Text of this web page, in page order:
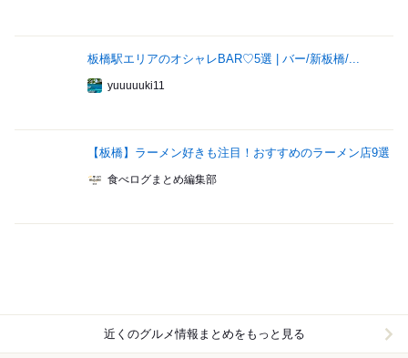
板橋駅エリアのオシャレBAR♡5選 | バー/新板橋/...
yuuuuuki11
【板橋】ラーメン好きも注目！おすすめのラーメン店9選
食べログまとめ編集部
近くのグルメ情報まとめをもっと見る